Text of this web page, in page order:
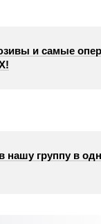
и самые
нашу группу в